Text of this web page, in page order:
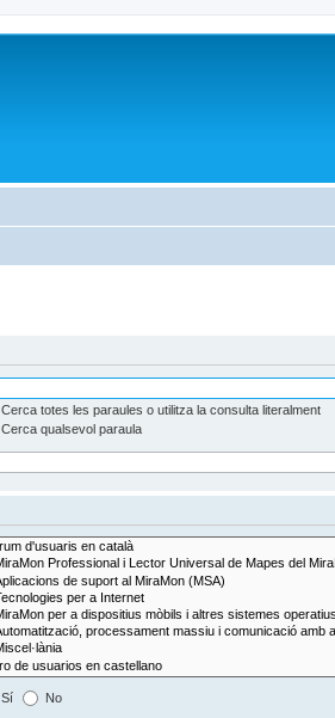
Cerca totes les paraules o utilitza la consulta literalment
Cerca qualsevol paraula
Sí No